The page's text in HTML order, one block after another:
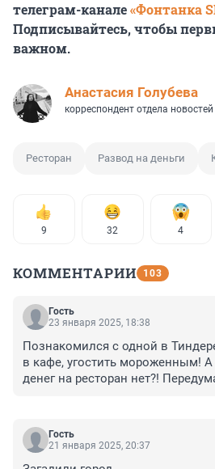
телеграм-канале«Фонтанка
Подписывайтесь, чтобы
важном.
Анастасия Голубева
корреспондент отдела новостей
Ресторан Развод на деньги
9 32 4
КОММЕНТАРИИ 103
Гость
23 января 2025, 18:38
Познакомился с одной в
в кафе, угостить мороженным! А
денег на ресторан нет?!
Гость
21 января 2025, 20:37